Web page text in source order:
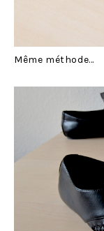
Même méthode…